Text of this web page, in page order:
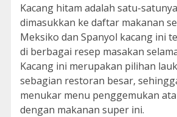
Kacang hitam adalah satu-
dimasukkan ke daftar makanan
Meksiko dan Spanyol kacang ini
di berbagai resep masakan
Kacang ini merupakan pilihan
sebagian restoran besar,
menukar menu penggemukan
dengan makanan super ini.